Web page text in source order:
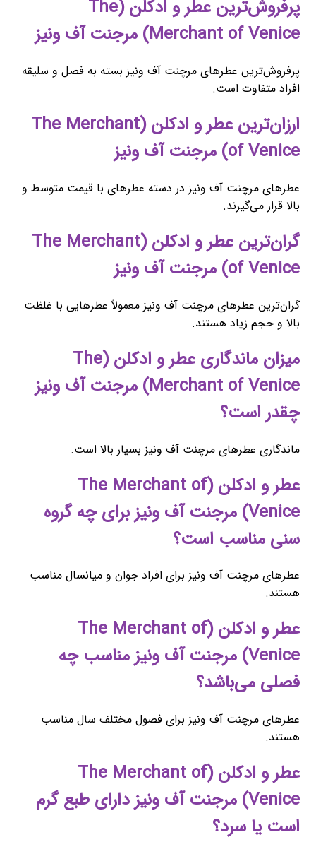
پرفروش‌ترین عطر و ادکلن (The
Merchant of Venice) مرجنت آف ونیز
پرفروش‌ترین عطرهای مرچنت آف ونیز بسته به فصل و سلیقه
افراد متفاوت است.
ارزان‌ترین عطر و ادکلن (The Merchant
of Venice) مرجنت آف ونیز
عطرهای مرچنت آف ونیز در دسته عطرهای با قیمت متوسط و
بالا قرار می‌گیرند.
گران‌ترین عطر و ادکلن (The Merchant
of Venice) مرجنت آف ونیز
گران‌ترین عطرهای مرچنت آف ونیز معمولاً عطرهایی با غلظت
بالا و حجم زیاد هستند.
میزان ماندگاری عطر و ادکلن (The
Merchant of Venice) مرجنت آف ونیز
چقدر است؟
ماندگاری عطرهای مرچنت آف ونیز بسیار بالا است.
عطر و ادکلن (The Merchant of
Venice) مرجنت آف ونیز برای چه گروه
سنی مناسب است؟
عطرهای مرچنت آف ونیز برای افراد جوان و میانسال مناسب
هستند.
عطر و ادکلن (The Merchant of
Venice) مرجنت آف ونیز مناسب چه
فصلی می‌باشد؟
عطرهای مرچنت آف ونیز برای فصول مختلف سال مناسب
هستند.
عطر و ادکلن (The Merchant of
Venice) مرجنت آف ونیز دارای طبع گرم
است یا سرد؟